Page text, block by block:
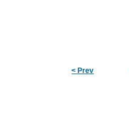
< Prev